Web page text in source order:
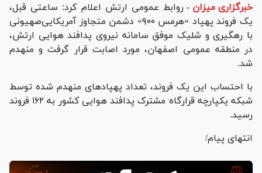
خبرگزاری میزان - روابط عمومی ارتش اعلام کرد: ساعتی قبل،
یک فروند پهپاد «هرمس ۹۰۰» دشمن متجاوز آمریکایی‌صهیونی
با رهگیری و شلیک موفق سامانه نیروی پدافند هوایی ارتش،
در منطقه عمومی اصفهان، مورد اصابت قرار گرفت و منهدم
شد.
با احتساب این یک فروند، تعداد پهپاد‌های منهدم شده توسط
شبکه یکپارچه قرارگاه مشترک پدافند هوایی کشور به ۱۶۲ فروند
رسید.
انتهای پیام/